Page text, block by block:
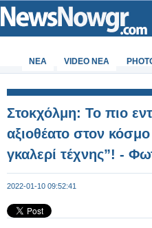
ΝΕΑ VIDEO NEA
Στοκχόλμη: Το πιο
αξιοθέατο στον
γκαλερί τέχνης”! -
2022-01-10 09:52:41